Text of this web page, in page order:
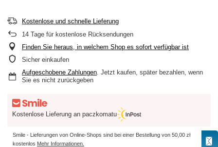
Kostenlose und schnelle Lieferung
14 Tage für kostenlose Rücksendungen
Finden Sie heraus, in welchem Shop es sofort verfügbar ist
Sicher einkaufen
Aufgeschobene Zahlungen . Jetzt kaufen, später bezahlen, wenn
Sie es nicht zurückgeben
Kostenlose Lieferung an paczkomatu
Smile - Lieferungen von Online-Shops sind bei einer Bestellung von 50,00 zł
kostenlos Mehr Informationen.